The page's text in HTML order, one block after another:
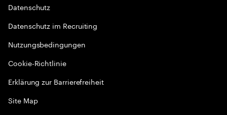
Datenschutz
Datenschutz im Recruiting
Nutzungsbedingungen
Cookie-Richtlinie
Erklärung zur Barrierefreiheit
Site Map